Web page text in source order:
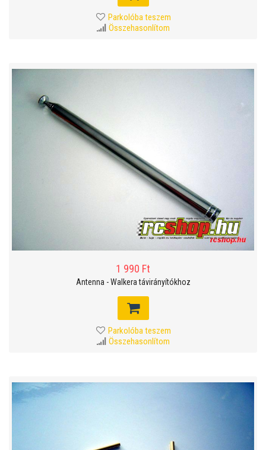
Parkolóba teszem
Összehasonlítom
1 990 Ft
Antenna - Walkera távirányítókhoz
Parkolóba teszem
Összehasonlítom